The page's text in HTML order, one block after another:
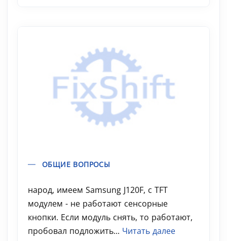
ОБЩИЕ ВОПРОСЫ
народ, имеем Samsung J120F, с TFT
модулем - не работают сенсорные
кнопки. Если модуль снять, то работают,
пробовал подложить... Читать далее